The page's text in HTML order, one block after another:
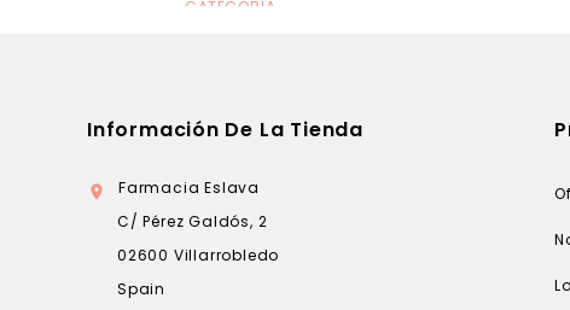
CATEGORÍA
Información De La Tienda

Farmacia Eslava
C/ Pérez Galdós, 2
02600 Villarrobledo
Spain